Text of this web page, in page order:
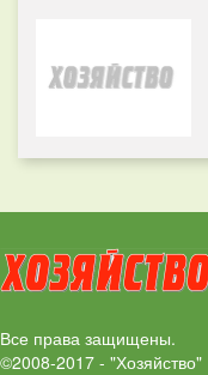
Все права защищены.
©2008-2017 - "Хозяйство"